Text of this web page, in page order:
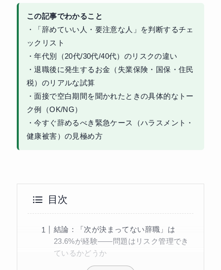
この記事でわかること
・「辞めていい人・要注意な人」を判断するチェ
ックリスト
・年代別（20代/30代/40代）のリスクの違い
・退職後に発生するお金（失業保険・国保・住民
税）のリアルな試算
・面接で空白期間を聞かれたときの具体的なトー
ク例（OK/NG）
・今すぐ辞めるべき緊急ケース（ハラスメント・
健康被害）の見極め方
目次
結論：「次が決まってない辞職」は
23.6%が経験——問題はリスク管理でき
ているかどうか